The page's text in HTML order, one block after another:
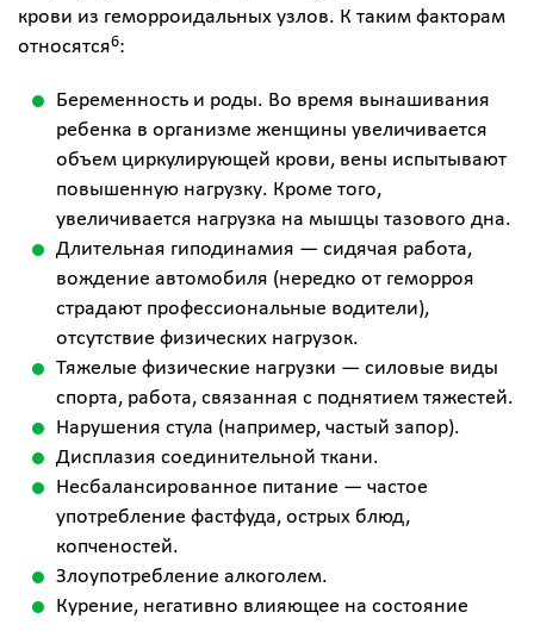
крови из геморроидальных узлов. К таким факторам
относятся6:
Беременность и роды. Во время вынашивания
ребенка в организме женщины увеличивается
объем циркулирующей крови, вены испытывают
повышенную нагрузку. Кроме того,
увеличивается нагрузка на мышцы тазового дна.
Длительная гиподинамия — сидячая работа,
вождение автомобиля (нередко от геморроя
страдают профессиональные водители),
отсутствие физических нагрузок.
Тяжелые физические нагрузки — силовые виды
спорта, работа, связанная с поднятием тяжестей.
Нарушения стула (например, частый запор).
Дисплазия соединительной ткани.
Несбалансированное питание — частое
употребление фастфуда, острых блюд,
копченостей.
Злоупотребление алкоголем.
Курение, негативно влияющее на состояние